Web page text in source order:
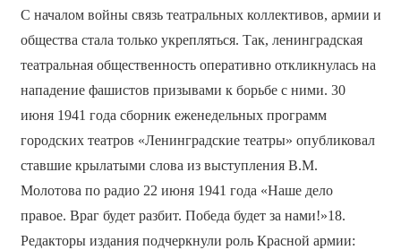
С началом войны связь театральных коллективов, армии и
общества стала только укрепляться. Так, ленинградская
театральная общественность оперативно откликнулась на
нападение фашистов призывами к борьбе с ними. 30
июня 1941 года сборник еженедельных программ
городских театров «Ленинградские театры» опубликовал
ставшие крылатыми слова из выступления В.М.
Молотова по радио 22 июня 1941 года «Наше дело
правое. Враг будет разбит. Победа будет за нами!»18.
Редакторы издания подчеркнули роль Красной армии: